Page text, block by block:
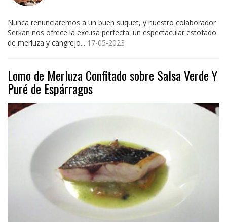
Nunca renunciaremos a un buen suquet, y nuestro colaborador
Serkan nos ofrece la excusa perfecta: un espectacular estofado
de merluza y cangrejo... 17-05-2023
Lomo de Merluza Confitado sobre Salsa Verde Y
Puré de Espárragos